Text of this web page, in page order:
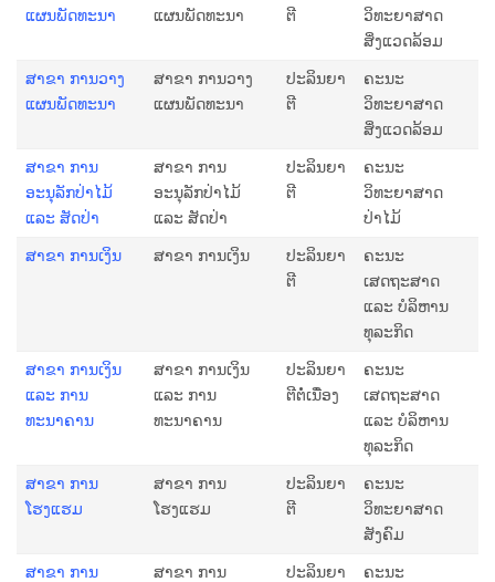
ແຜນພັດທະນາ
ແຜນພັດທະນາ
ຕີ
ວິທະຍາສາດ
ສິ່ງແວດລ້ອມ
ສາຂາ ການວາງ
ແຜນພັດທະນາ
ສາຂາ ການວາງ
ແຜນພັດທະນາ
ປະລິນຍາ
ຕີ
ຄະນະ
ວິທະຍາສາດ
ສິ່ງແວດລ້ອມ
ສາຂາ ການ
ອະນຸລັກປ່າໄມ້
ແລະ ສັດປ່າ
ສາຂາ ການ
ອະນຸລັກປ່າໄມ້
ແລະ ສັດປ່າ
ປະລິນຍາ
ຕີ
ຄະນະ
ວິທະຍາສາດ
ປ່າໄມ້
ສາຂາ ການເງິນ ສາຂາ ການເງິນ
ປະລິນຍາ
ຕີ
ຄະນະ
ເສດຖະສາດ
ແລະ ບໍລິຫານ
ທຸລະກິດ
ສາຂາ ການເງິນ
ແລະ ການ
ທະນາຄານ
ສາຂາ ການເງິນ
ແລະ ການ
ທະນາຄານ
ປະລິນຍາ
ຕີຕໍ່ເນື່ອງ
ຄະນະ
ເສດຖະສາດ
ແລະ ບໍລິຫານ
ທຸລະກິດ
ສາຂາ ການ
ໂຮງແຮມ
ສາຂາ ການ
ໂຮງແຮມ
ປະລິນຍາ
ຕີ
ຄະນະ
ວິທະຍາສາດ
ສັງຄົມ
ສາຂາ ການ
ສາຂາ ການ
ປະລິນຍາ
ຄະນະ